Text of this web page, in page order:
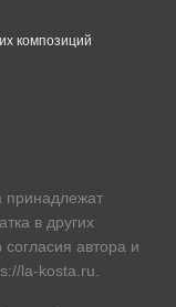
принадлежат
в других
автора и
la-kosta.ru